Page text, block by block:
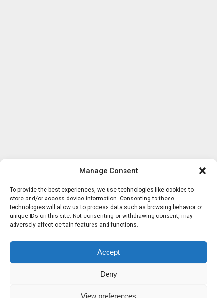
Manage Consent
To provide the best experiences, we use technologies like cookies to
store and/or access device information. Consenting to these
technologies will allow us to process data such as browsing behavior or
unique IDs on this site. Not consenting or withdrawing consent, may
adversely affect certain features and functions.
Accept
Deny
View preferences